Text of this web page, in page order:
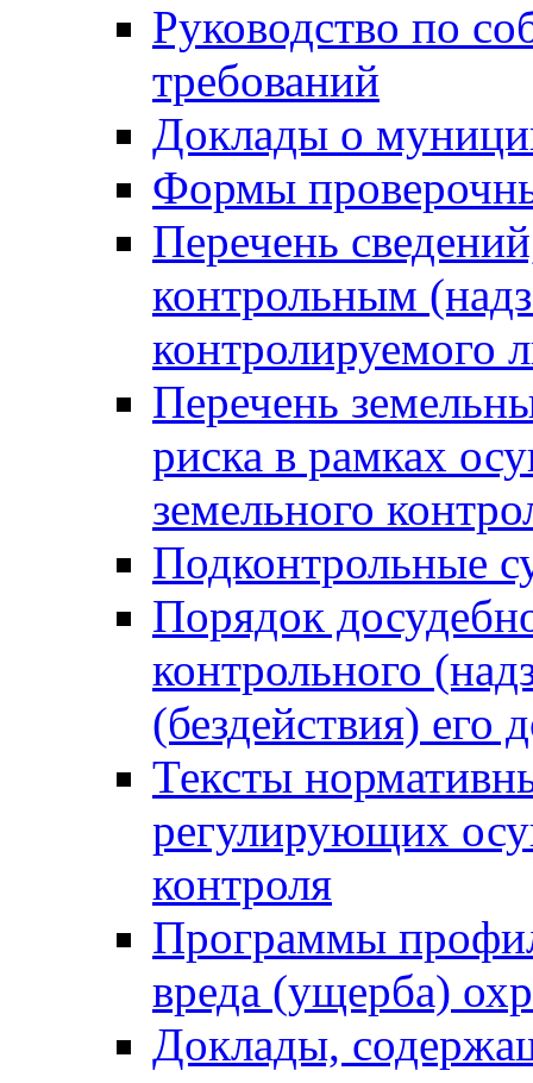
Руководство по
требований
Доклады о
Формы
Перечень
контрольным
контролируемого
Перечень
риска в рамках
земельного
Подконтрольные
Порядок
контрольного
(бездействия)
Тексты
регулирующих
контроля
Программы
вреда (ущерба)
Доклады,